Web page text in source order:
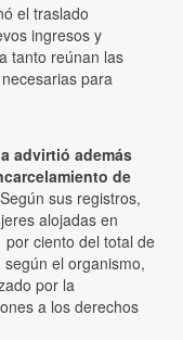
el traslado
ingresos y
tanto reúnan las
para
advirtió además
de
sus registros,
alojadas en
por ciento del total de
el organismo,
por la
a los derechos